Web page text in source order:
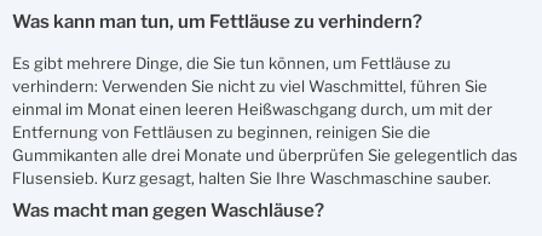
Was kann man tun, um Fettläuse zu verhindern?
Es gibt mehrere Dinge, die Sie tun können, um Fettläuse zu
verhindern: Verwenden Sie nicht zu viel Waschmittel, führen Sie
einmal im Monat einen leeren Heißwaschgang durch, um mit der
Entfernung von Fettläusen zu beginnen, reinigen Sie die
Gummikanten alle drei Monate und überprüfen Sie gelegentlich das
Flusensieb. Kurz gesagt, halten Sie Ihre Waschmaschine sauber.
Was macht man gegen Waschläuse?